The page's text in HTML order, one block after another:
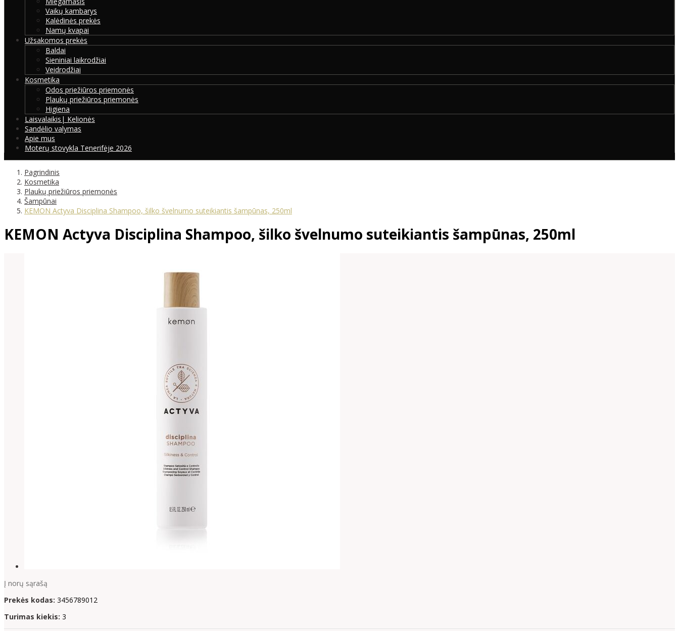
Vaikų kambarys
Kalėdinės prekės
Namų kvapai
Užsakomos prekės
Baldai
Sieniniai laikrodžiai
Veidrodžiai
Kosmetika
Odos priežiūros priemonės
Plaukų priežiūros priemonės
Higiena
Laisvalaikis| Kelionės
Sandėlio valymas
Apie mus
Moterų stovykla Tenerifėje 2026
Pagrindinis
Kosmetika
Plaukų priežiūros priemonės
Šampūnai
KEMON Actyva Disciplina Shampoo, šilko švelnumo suteikiantis šampūnas, 250ml
KEMON Actyva Disciplina Shampoo, šilko švelnumo suteikiantis šampūnas, 250ml
Į norų sąrašą
Prekės kodas: 3456789012
Turimas kiekis: 3